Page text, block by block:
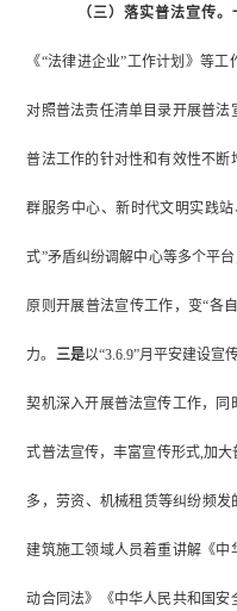
（三）落实普法宣传。
《“法律进企业”工作计划 》等工
对照普法责任清单目录开展普法
普法工作的针对性和有效性不断
群服务中心、新时代文明实践站
式”矛盾纠纷调解中心等多个平台
原则开展普法宣传工作，变“各
力。 三是以“3.6.9”月平安建设宣
契机深入开展普法宣传工作，
式普法宣传，丰富宣传形式,加大
多，劳资、机械租赁等纠纷频发
建筑施工领域人员着重讲解《
动合同法》《中华人民共和国